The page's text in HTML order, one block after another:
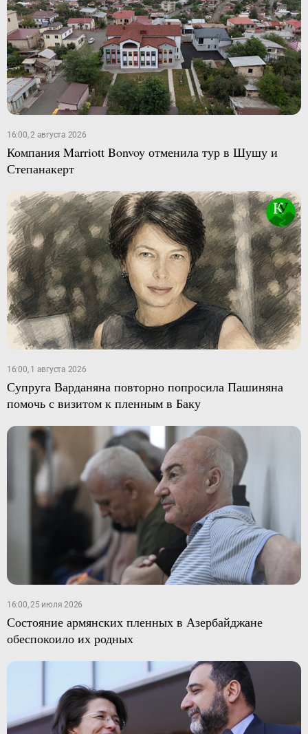
16:00, 2 августа 2026
Компания Marriott Bonvoy отменила тур в Шушу и
Степанакерт
16:00, 1 августа 2026
Супруга Варданяна повторно попросила Пашиняна
помочь с визитом к пленным в Баку
16:00, 25 июля 2026
Состояние армянских пленных в Азербайджане
обеспокоило их родных